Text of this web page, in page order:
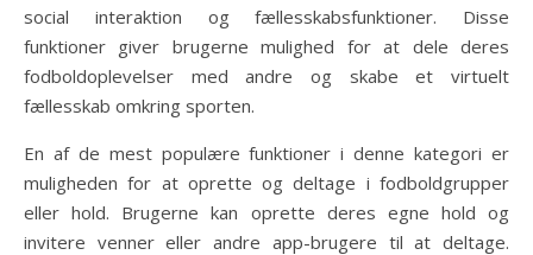
social interaktion og fællesskabsfunktioner. Disse
funktioner giver brugerne mulighed for at dele deres
fodboldoplevelser med andre og skabe et virtuelt
fællesskab omkring sporten.
En af de mest populære funktioner i denne kategori er
muligheden for at oprette og deltage i fodboldgrupper
eller hold. Brugerne kan oprette deres egne hold og
invitere venner eller andre app-brugere til at deltage.